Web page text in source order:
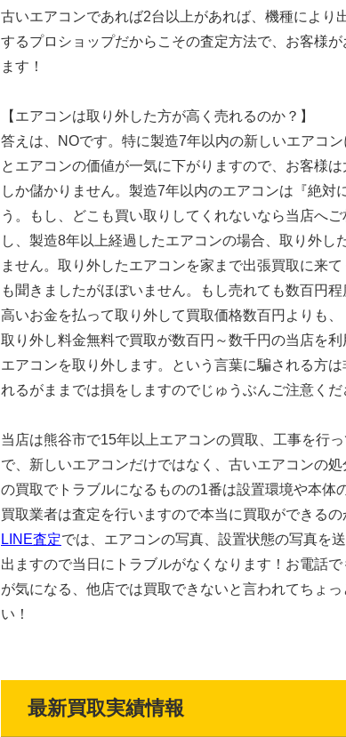
古いエアコンであれば2台以上があれば、機種により
するプロショップだからこその査定方法で、お客様
ます！
【エアコンは取り外した方が高く売れるのか？】
答えは、NOです。特に製造7年以内の新しいエアコ
とエアコンの価値が一気に下がりますので、お客様
しか儲かりません。製造7年以内のエアコンは『絶対
う。もし、どこも買い取りしてくれないなら当店へ
し、製造8年以上経過したエアコンの場合、取り外し
ません。取り外したエアコンを家まで出張買取に来
も聞きましたがほぼいません。もし売れても数百円程
高いお金を払って取り外して買取価格数百円よりも、
取り外し料金無料で買取が数百円～数千円の当店を
エアコンを取り外します。という言葉に騙される方
れるがままでは損をしますのでじゅうぶんご注意くだ
当店は熊谷市で15年以上エアコンの買取、工事を行
で、新しいエアコンだけではなく、古いエアコンの
の買取でトラブルになるものの1番は設置環境や本体
買取業者は査定を行いますので本当に買取ができる
LINE査定では、エアコンの写真、設置状態の写真を
出ますので当日にトラブルがなくなります！お電話
が気になる、他店では買取できないと言われてちょ
い！
最新買取実績情報